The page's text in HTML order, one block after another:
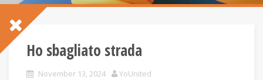
Ho sbagliato strada
November 13, 2024 YoUnited